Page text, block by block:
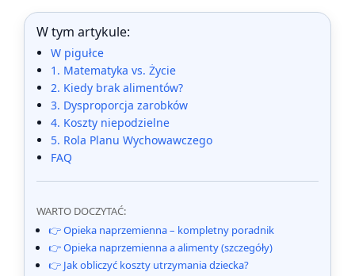
W tym artykule:
W pigułce
1. Matematyka vs. Życie
2. Kiedy brak alimentów?
3. Dysproporcja zarobków
4. Koszty niepodzielne
5. Rola Planu Wychowawczego
FAQ
WARTO DOCZYTAĆ:
👉 Opieka naprzemienna – kompletny poradnik
👉 Opieka naprzemienna a alimenty (szczegóły)
👉 Jak obliczyć koszty utrzymania dziecka?